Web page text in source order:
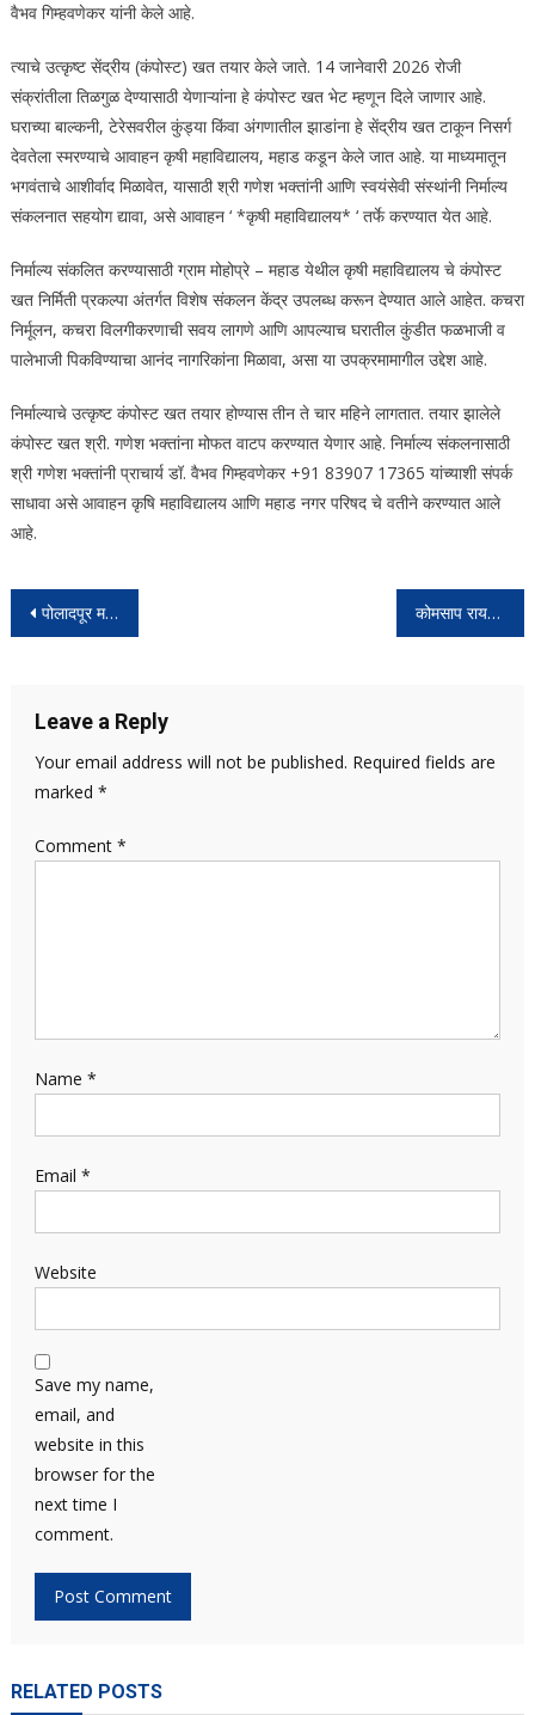
वैभव गिम्हवणेकर यांनी केले आहे.
त्याचे उत्कृष्ट सेंद्रीय (कंपोस्ट) खत तयार केले जाते. 14 जानेवारी 2026 रोजी
संक्रांतीला तिळगुळ देण्यासाठी येणाऱ्यांना हे कंपोस्ट खत भेट म्हणून दिले जाणार आहे.
घराच्या बाल्कनी, टेरेसवरील कुंड्या किंवा अंगणातील झाडांना हे सेंद्रीय खत टाकून निसर्ग
देवतेला स्मरण्याचे आवाहन कृषी महाविद्यालय, महाड कडून केले जात आहे. या माध्यमातून
भगवंताचे आशीर्वाद मिळावेत, यासाठी श्री गणेश भक्तांनी आणि स्वयंसेवी संस्थांनी निर्माल्य
संकलनात सहयोग द्यावा, असे आवाहन ‘ *कृषी महाविद्यालय* ‘ तर्फे करण्यात येत आहे.
निर्माल्य संकलित करण्यासाठी ग्राम मोहोप्रे – महाड येथील कृषी महाविद्यालय चे कंपोस्ट
खत निर्मिती प्रकल्पा अंतर्गत विशेष संकलन केंद्र उपलब्ध करून देण्यात आले आहेत. कचरा
निर्मूलन, कचरा विलगीकरणाची सवय लागणे आणि आपल्याच घरातील कुंडीत फळभाजी व
पालेभाजी पिकविण्याचा आनंद नागरिकांना मिळावा, असा या उपक्रमामागील उद्देश आहे.
निर्माल्याचे उत्कृष्ट कंपोस्ट खत तयार होण्यास तीन ते चार महिने लागतात. तयार झालेले
कंपोस्ट खत श्री. गणेश भक्तांना मोफत वाटप करण्यात येणार आहे. निर्माल्य संकलनासाठी
श्री गणेश भक्तांनी प्राचार्य डॉ. वैभव गिम्हवणेकर +91 83907 17365 यांच्याशी संपर्क
साधावा असे आवाहन कृषि महाविद्यालय आणि महाड नगर परिषद चे वतीने करण्यात आले
आहे.
Post
पोलादपूर महाबळेश्वर मार्गवरील वाहतूक पूर्ववत महिनाभर बंद असलेली वाहतूक सुरू झाल्याने प्रवासी वर्गात समाधान कोमसाप रायगड जिल्हा अध्यक्षपदी संजय गुंजाळ … केंद्रीय जिल्हा प्रतिनिधी म्हणून गणेश कोळी यांची निवड
Leave a Reply
Your email address will not be published. Required fields are
marked *
Comment *
Name *
Email *
Website
Save my name,
email, and
website in this
browser for the
next time I
comment.
RELATED POSTS